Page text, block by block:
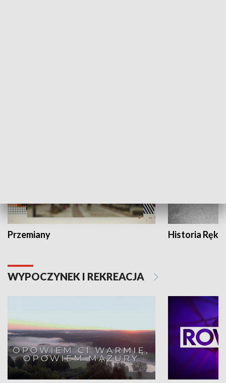
Przemiany Historia Ręką
WYPOCZYNEK I REKREACJA